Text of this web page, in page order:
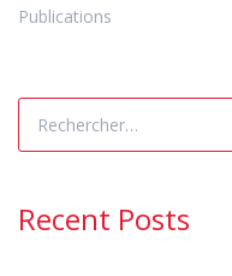
Publications
Rechercher :
Recent Posts